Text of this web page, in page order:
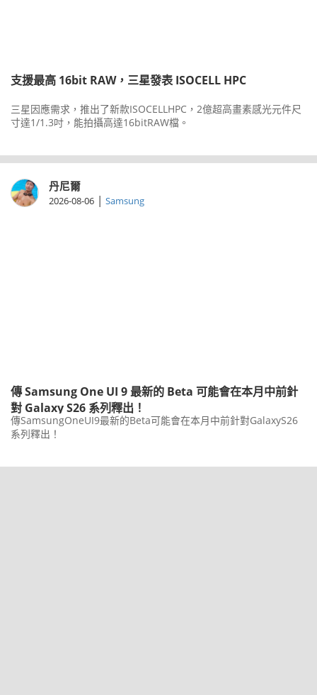
支援最高 16bit RAW，三星發表 ISOCELL HPC
三星因應需求，推出了新款ISOCELLHPC，2億超高畫素感光元件尺
寸達1/1.3吋，能拍攝高達16bitRAW檔。
丹尼爾
2026-08-06 | Samsung
傳 Samsung One UI 9 最新的 Beta 可能會在本月中前針
對 Galaxy S26 系列釋出！
傳SamsungOneUI9最新的Beta可能會在本月中前針對GalaxyS26
系列釋出！